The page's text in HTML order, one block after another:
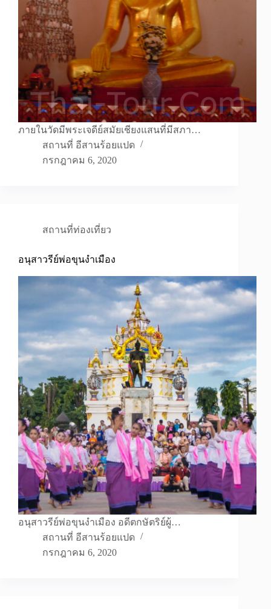
ภายในวัดมีพระเจดีย์สมัยเชียงแสนที่มีสภา…
สถานที่ อีสานร้อยแปด
กรกฎาคม 6, 2020
สถานที่ท่องเที่ยว
อนุสาวรีย์พ่อขุนงำเมือง
อนุสาวรีย์พ่อขุนงำเมือง อดีตกษัตริย์ผู้…
สถานที่ อีสานร้อยแปด
กรกฎาคม 6, 2020